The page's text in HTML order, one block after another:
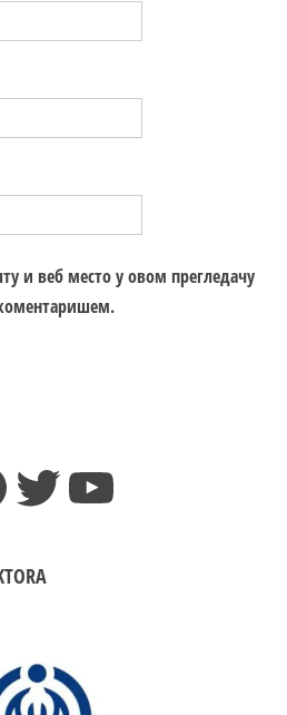
и веб место у овом прегледачу
TwitterYouTube